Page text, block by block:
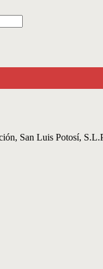
San Luis Potosí,